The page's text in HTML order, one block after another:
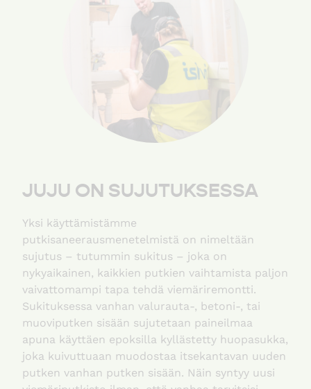
JUJU ON SUJUTUKSESSA
Yksi käyttämistämme
putkisaneerausmenetelmistä on nimeltään
sujutus – tutummin sukitus – joka on
nykyaikainen, kaikkien putkien vaihtamista paljon
vaivattomampi tapa tehdä viemäriremontti.
Sukituksessa vanhan valurauta-, betoni-, tai
muoviputken sisään sujutetaan paineilmaa
apuna käyttäen epoksilla kyllästetty huopasukka,
joka kuivuttuaan muodostaa itsekantavan uuden
putken vanhan putken sisään. Näin syntyy uusi